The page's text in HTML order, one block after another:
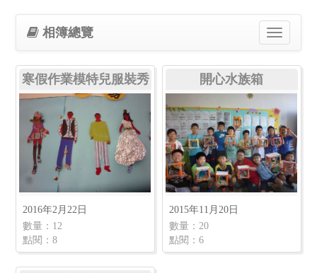
Toggle
navigation
相簿總覽
寒假作業模特兒服裝秀
2016年2月22日
數量：12
點閱：8
開心水族箱
2015年11月20日
數量：20
點閱：6